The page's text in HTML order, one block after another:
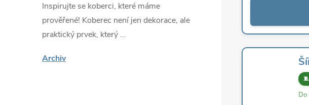
Inspirujte se koberci, které máme
prověřené! Koberec není jen dekorace, ale
praktický prvek, který ...
Archiv